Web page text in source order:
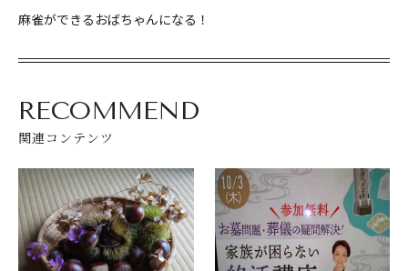
麻雀ができるおばちゃんになる！
RECOMMEND
関連コンテンツ